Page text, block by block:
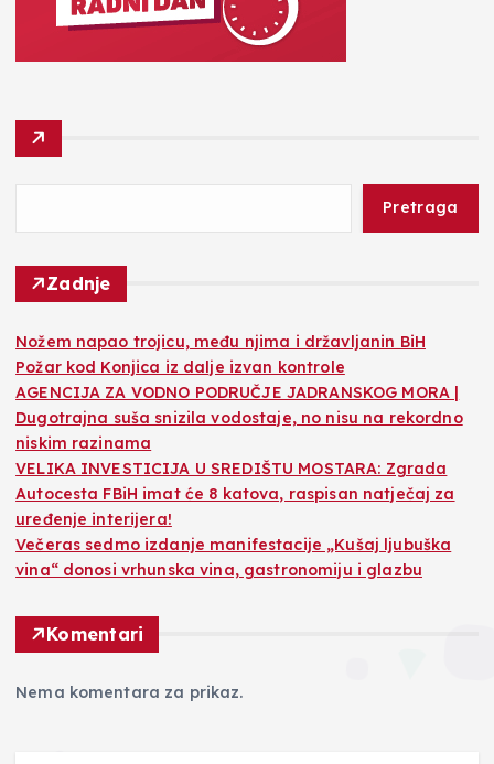
Pretraga
Zadnje
Nožem napao trojicu, među njima i državljanin BiH
Požar kod Konjica iz dalje izvan kontrole
AGENCIJA ZA VODNO PODRUČJE JADRANSKOG MORA |
Dugotrajna suša snizila vodostaje, no nisu na rekordno
niskim razinama
VELIKA INVESTICIJA U SREDIŠTU MOSTARA: Zgrada
Autocesta FBiH imat će 8 katova, raspisan natječaj za
uređenje interijera!
Večeras sedmo izdanje manifestacije „Kušaj ljubuška
vina“ donosi vrhunska vina, gastronomiju i glazbu
Komentari
Nema komentara za prikaz.